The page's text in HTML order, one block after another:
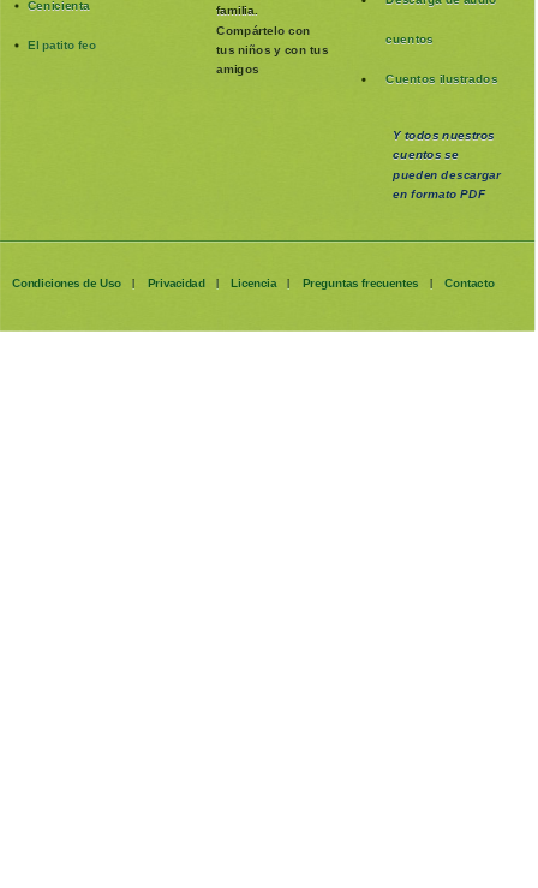
Cenicienta
El patito feo
familia.
Compártelo con
tus niños y con tus
amigos
cuentos
Cuentos ilustrados
Y todos nuestros
cuentos se
puedendescargar
en formato PDF
Condiciones de Uso | Privacidad | Licencia | Preguntas frecuentes | Contacto